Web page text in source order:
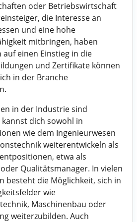
oder Betriebswirtschaft
die Interesse an
und eine hohe
mitbringen, haben
auf einen Einstieg in die
und Zertifikate können
in der Branche
in der Industrie sind
dich sowohl in
wie dem Ingenieurwesen
weiterentwickeln als
etwa als
Qualitätsmanager. In vielen
besteht die Möglichkeit, sich in
wie
Maschinenbau oder
weiterzubilden. Auch